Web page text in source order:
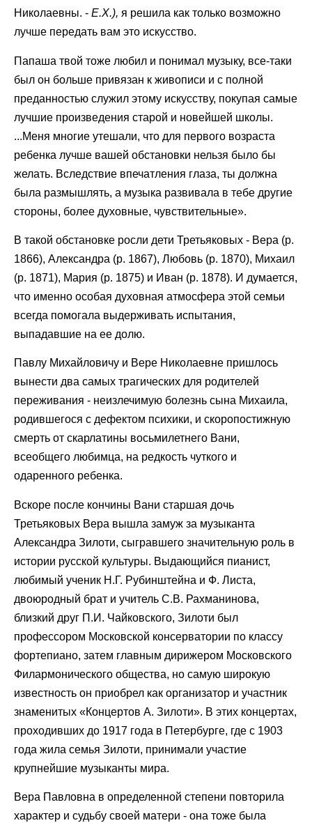
Николаевны. - Е.Х.), я решила как только возможно
лучше передать вам это искусство.
Папаша твой тоже любил и понимал музыку, все-таки
был он больше привязан к живописи и с полной
преданностью служил этому искусству, покупая самые
лучшие произведения старой и новейшей школы.
...Меня многие утешали, что для первого возраста
ребенка лучше вашей обстановки нельзя было бы
желать. Вследствие впечатления глаза, ты должна
была размышлять, а музыка развивала в тебе другие
стороны, более духовные, чувствительные».
В такой обстановке росли дети Третьяковых - Вера (р.
1866), Александра (р. 1867), Любовь (р. 1870), Михаил
(р. 1871), Мария (р. 1875) и Иван (р. 1878). И думается,
что именно особая духовная атмосфера этой семьи
всегда помогала выдерживать испытания,
выпадавшие на ее долю.
Павлу Михайловичу и Вере Николаевне пришлось
вынести два самых трагических для родителей
переживания - неизлечимую болезнь сына Михаила,
родившегося с дефектом психики, и скоропостижную
смерть от скарлатины восьмилетнего Вани,
всеобщего любимца, на редкость чуткого и
одаренного ребенка.
Вскоре после кончины Вани старшая дочь
Третьяковых Вера вышла замуж за музыканта
Александра Зилоти, сыгравшего значительную роль в
истории русской культуры. Выдающийся пианист,
любимый ученик Н.Г. Рубинштейна и Ф. Листа,
двоюродный брат и учитель С.В. Рахманинова,
близкий друг П.И. Чайковского, Зилоти был
профессором Московской консерватории по классу
фортепиано, затем главным дирижером Московского
Филармонического общества, но самую широкую
известность он приобрел как организатор и участник
знаменитых «Концертов А. Зилоти». В этих концертах,
проходивших до 1917 года в Петербурге, где с 1903
года жила семья Зилоти, принимали участие
крупнейшие музыканты мира.
Вера Павловна в определенной степени повторила
характер и судьбу своей матери - она тоже была